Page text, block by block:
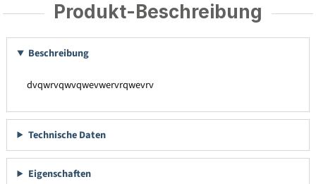
Produkt-Beschreibung
Beschreibung
dvqwrvqwvqwevwervrqwevrv
Technische Daten
Eigenschaften